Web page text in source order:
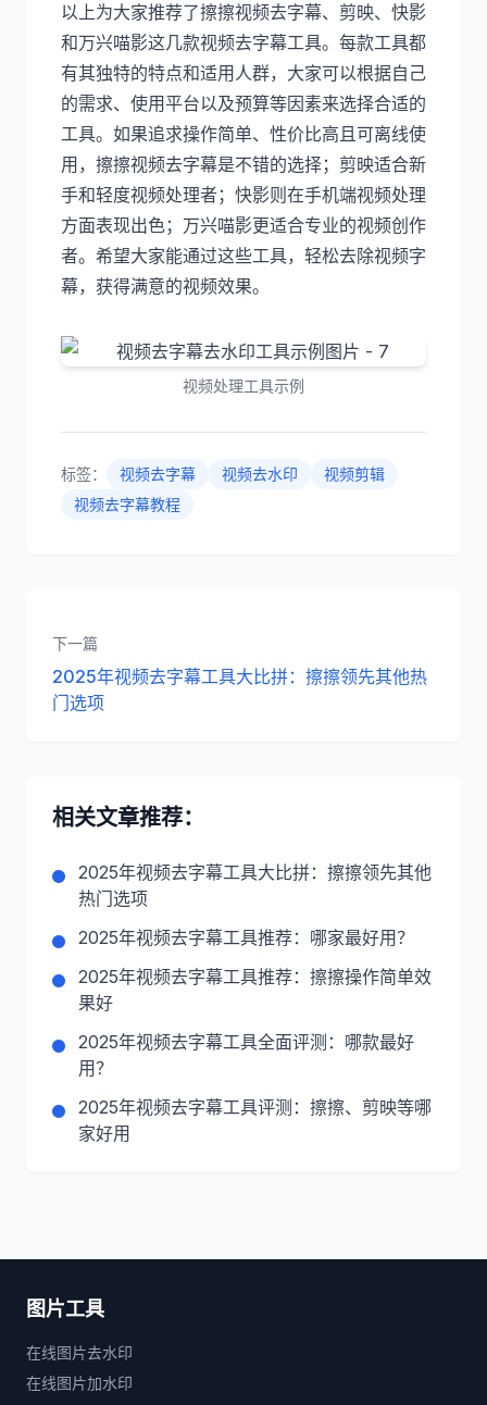
以上为大家推荐了擦擦视频去字幕、剪映、快影
和万兴喵影这几款视频去字幕工具。每款工具都
有其独特的特点和适用人群，大家可以根据自己
的需求、使用平台以及预算等因素来选择合适的
工具。如果追求操作简单、性价比高且可离线使
用，擦擦视频去字幕是不错的选择；剪映适合新
手和轻度视频处理者；快影则在手机端视频处理
方面表现出色；万兴喵影更适合专业的视频创作
者。希望大家能通过这些工具，轻松去除视频字
幕，获得满意的视频效果。
视频处理工具示例
标签： 视频去字幕 视频去水印
视频剪辑
视频去字幕教程
下一篇
2025年视频去字幕工具大比拼：擦擦领先其他热
门选项
相关文章推荐：
2025年视频去字幕工具大比拼：擦擦领先其他
热门选项
2025年视频去字幕工具推荐：哪家最好用？
2025年视频去字幕工具推荐：擦擦操作简单效
果好
2025年视频去字幕工具全面评测：哪款最好
用？
2025年视频去字幕工具评测：擦擦、剪映等哪
家好用
图片工具
在线图片去水印
在线图片加水印